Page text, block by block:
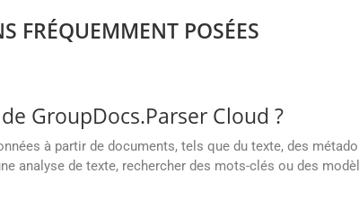
FRÉQUEMMENT POSÉES
GroupDocs.Parser Cloud ?
à partir de documents, tels que du texte, des
analyse de texte, rechercher des mots-clés ou des